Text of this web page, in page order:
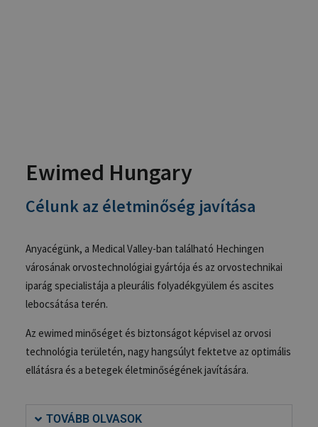
Ewimed Hungary
Célunk az életminőség javítása
Anyacégünk, a Medical Valley-ban található Hechingen
városának orvostechnológiai gyártója és az orvostechnikai
iparág specialistája a pleurális folyadékgyülem és ascites
lebocsátása terén.
Az ewimed minőséget és biztonságot képvisel az orvosi
technológia területén, nagy hangsúlyt fektetve az optimális
ellátásra és a betegek életminőségének javítására.
TOVÁBB OLVASOK